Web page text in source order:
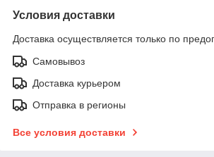
Условия доставки
Доставка осуществляется только по
Самовывоз
Доставка курьером
Отправка в регионы
Все условия доставки